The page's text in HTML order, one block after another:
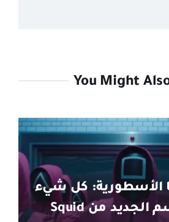
You Might
الأسطورية: كل شيء
عن الموسم الجديد من Squid